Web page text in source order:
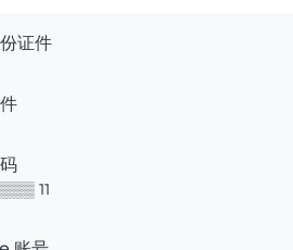
证件
11